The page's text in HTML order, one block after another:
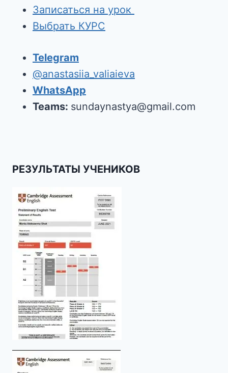
Записаться на урок
Выбрать КУРС
Telegram
@anastasiia_valiaieva
WhatsApp
Teams: sundaynastya@gmail.com
РЕЗУЛЬТАТЫ УЧЕНИКОВ